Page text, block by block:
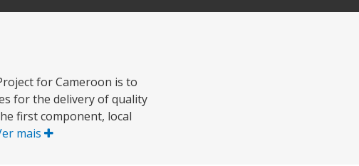
for Cameroon is to
for the delivery of quality
first component, local
mais